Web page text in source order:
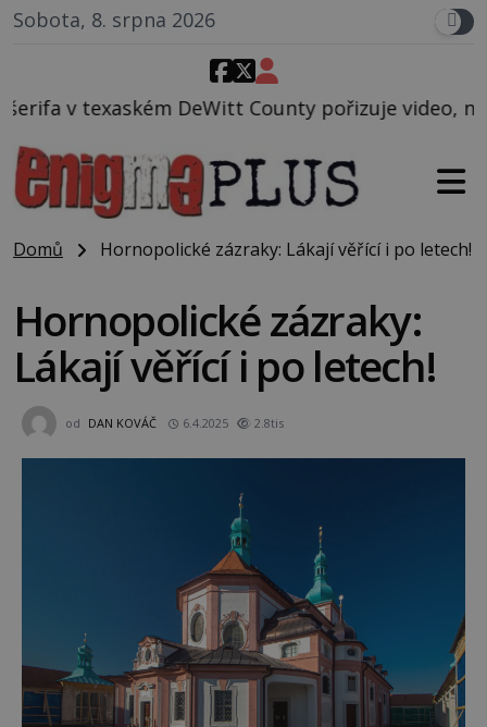
Sobota, 8. srpna 2026
County pořizuje video, na kterém před jeho
Domů Hornopolické zázraky: Lákají věřící i po letech!
Hornopolické zázraky:
Lákají věřící i po letech!
od DAN KOVÁČ 6.4.2025 2.8tis